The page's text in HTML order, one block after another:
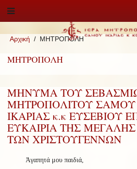
Αρχική ΜΗΤΡΟΠΟΛΗ
ΜΗΤΡΟΠΟΛΗ
ΜΗΝΥΜΑ ΤΟΥ
ΜΗΤΡΟΠΟΛΙΤΟΥ ΣΑΜΟΥ
ΙΚΑΡΙΑΣ κ.κ ΕΥΣΕΒΙΟΥ
ΕΥΚΑΙΡΙΑ ΤΗΣ
ΤΩΝ ΧΡΙΣΤΟΥΓΕΝΝΩΝ
Ἀγαπητά μου παιδιά,